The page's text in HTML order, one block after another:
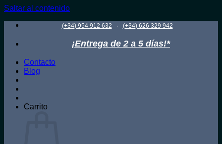
Saltar al contenido
(+34) 954 912 632 · (+34) 626 329 942
¡Entrega de 2 a 5 días!*
Contacto
Blog
Carrito